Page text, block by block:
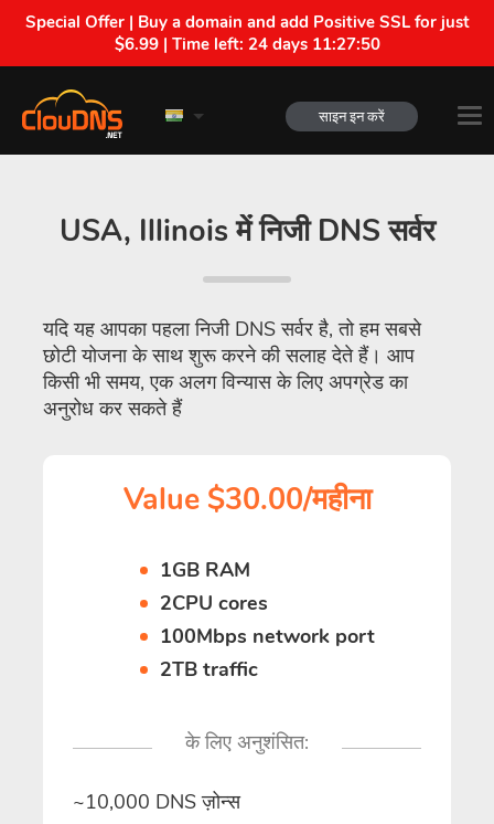
Special Offer | Buy a domain and add Positive SSL for just
$6.99 | Time left: 24 days 11:27:49
साइन इन करें
USA, Illinois में निजी DNS सर्वर
यदि यह आपका पहला निजी DNS सर्वर है, तो हम सबसे
छोटी योजना के साथ शुरू करने की सलाह देते हैं। आप
किसी भी समय, एक अलग विन्यास के लिए अपग्रेड का
अनुरोध कर सकते हैं
Value $30.00/महीना
1GB RAM
2CPU cores
100Mbps network port
2TB traffic
के लिए अनुशंसित:
~10,000 DNS ज़ोन्स